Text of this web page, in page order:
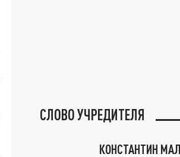
СЛОВО УЧРЕДИТЕЛЯ
КОНСТАНТИН